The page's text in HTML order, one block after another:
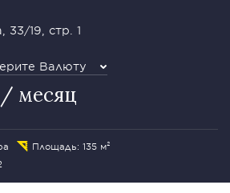
33/19, стр. 1
Валюту
/ месяц
Площадь: 135 м²